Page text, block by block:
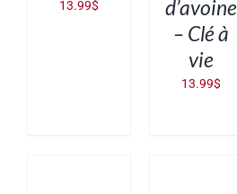
13.99$
d’avoine
– Clé à
vie
13.99$